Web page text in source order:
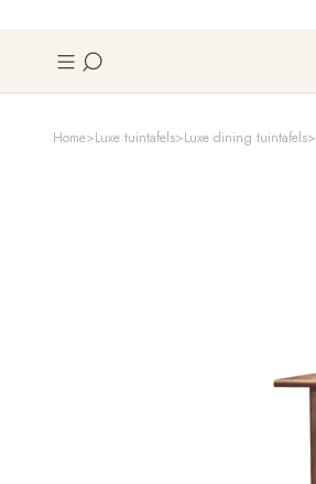
Home Luxe tuintafels Luxe dining tuintafels